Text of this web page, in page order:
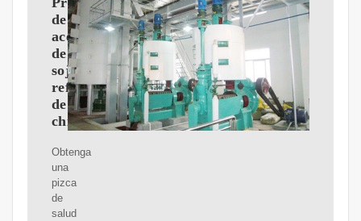
de
aceite
de
soja
refinado
de
china
Obtenga
una
pizca
de
salud